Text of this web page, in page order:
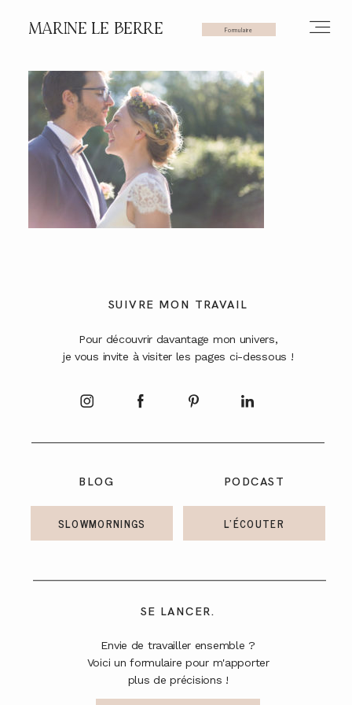
MARINE LE BERRE Formulaire
BLOG
SE LANCER.
SUIVRE MON TRAVAIL
SLOWMORNINGS
Envie de travailler ensemble ?
Voici un formulaire pour m'apporter
plus de précisions !
Pour découvrir davantage mon univers,
je vous invite à visiter les pages ci-dessous !
PODCAST
L'ÉCOUTER
HOME
PHOTOS
VIDÉOS
SERVICES
A PROPOS